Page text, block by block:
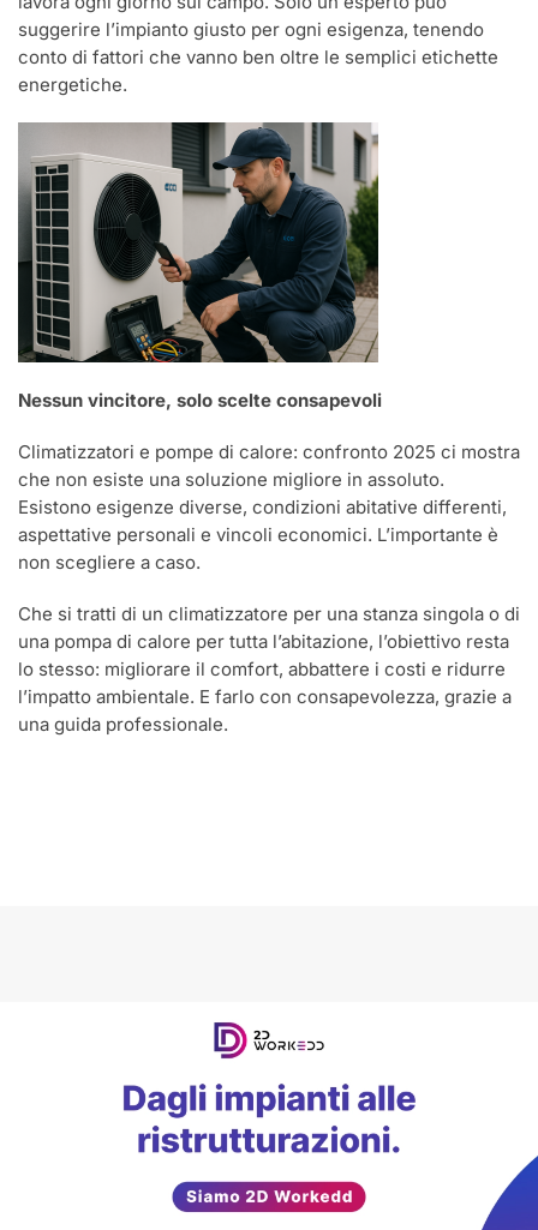
suggerire l’impianto giusto per ogni esigenza, tenendo
conto di fattori che vanno ben oltre le semplici etichette
energetiche.
Nessun vincitore, solo scelte consapevoli
Climatizzatori e pompe di calore: confronto 2025 ci mostra
che non esiste una soluzione migliore in assoluto.
Esistono esigenze diverse, condizioni abitative differenti,
aspettative personali e vincoli economici. L’importante è
non scegliere a caso.
Che si tratti di un climatizzatore per una stanza singola o di
una pompa di calore per tutta l’abitazione, l’obiettivo resta
lo stesso: migliorare il comfort, abbattere i costi e ridurre
l’impatto ambientale. E farlo con consapevolezza, grazie a
una guida professionale.